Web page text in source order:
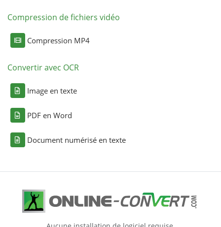
Compression de fichiers vidéo
Compression MP4
Convertir avec OCR
Image en texte
PDF en Word
Document numérisé en texte